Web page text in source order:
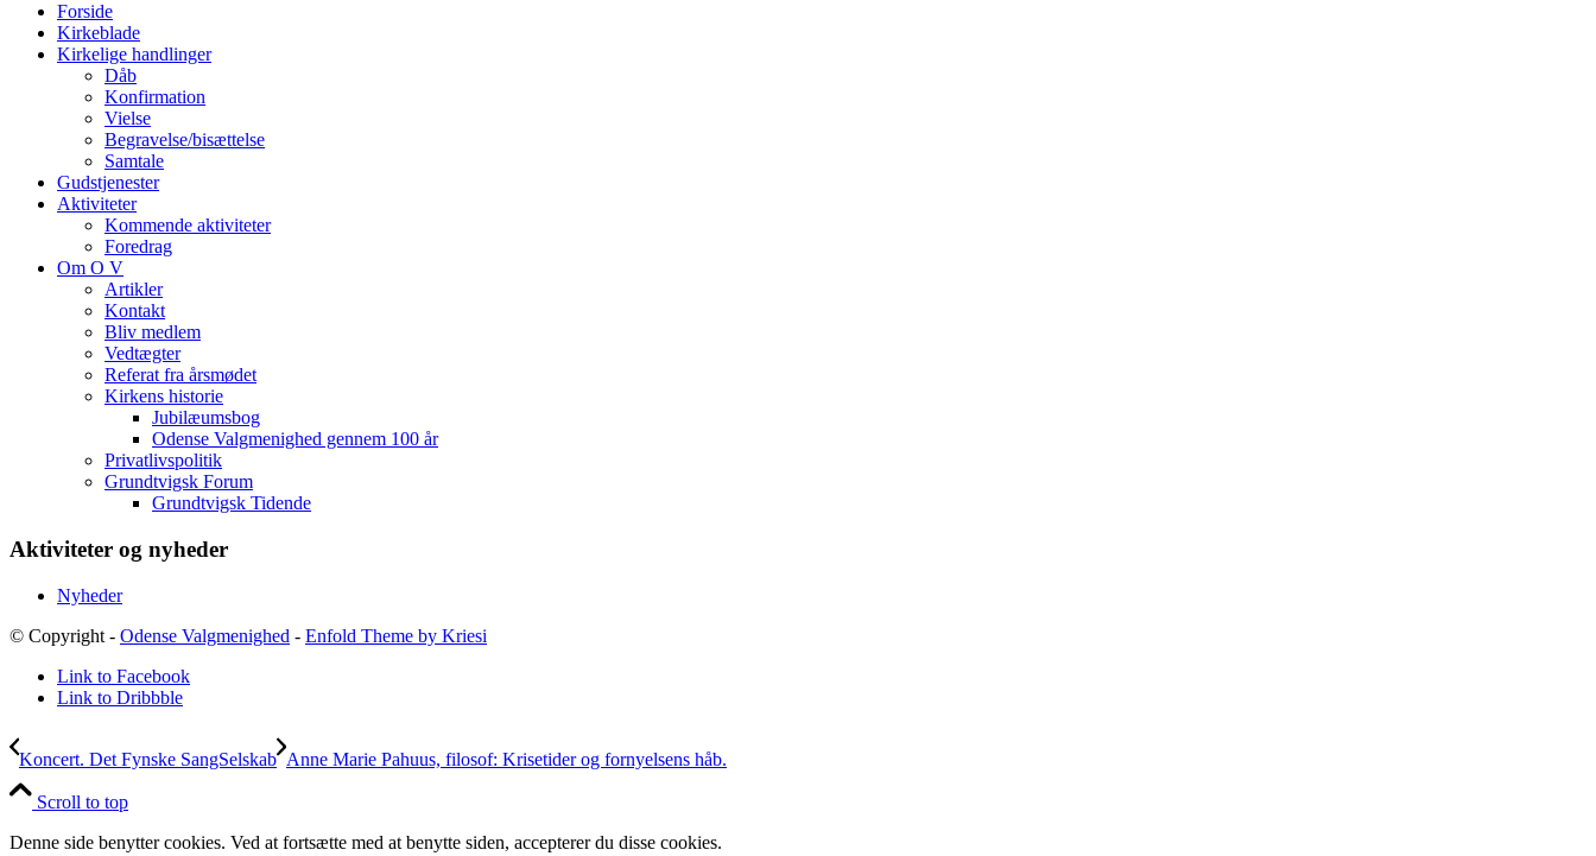
Forside
Kirkeblade
Kirkelige handlinger
Dåb
Konfirmation
Vielse
Begravelse/bisættelse
Samtale
Gudstjenester
Aktiviteter
Kommende aktiviteter
Foredrag
Om O V
Artikler
Kontakt
Bliv medlem
Vedtægter
Referat fra årsmødet
Kirkens historie
Jubilæumsbog
Odense Valgmenighed gennem 100 år
Privatlivspolitik
Grundtvigsk Forum
Grundtvigsk Tidende
Aktiviteter og nyheder
Nyheder
© Copyright - Odense Valgmenighed - Enfold Theme by Kriesi
Link to Facebook
Link to Dribbble
Koncert. Det Fynske SangSelskab Anne Marie Pahuus, filosof: Krisetider og fornyelsens håb.
Scroll to top
Denne side benytter cookies. Ved at fortsætte med at benytte siden, accepterer du disse cookies.